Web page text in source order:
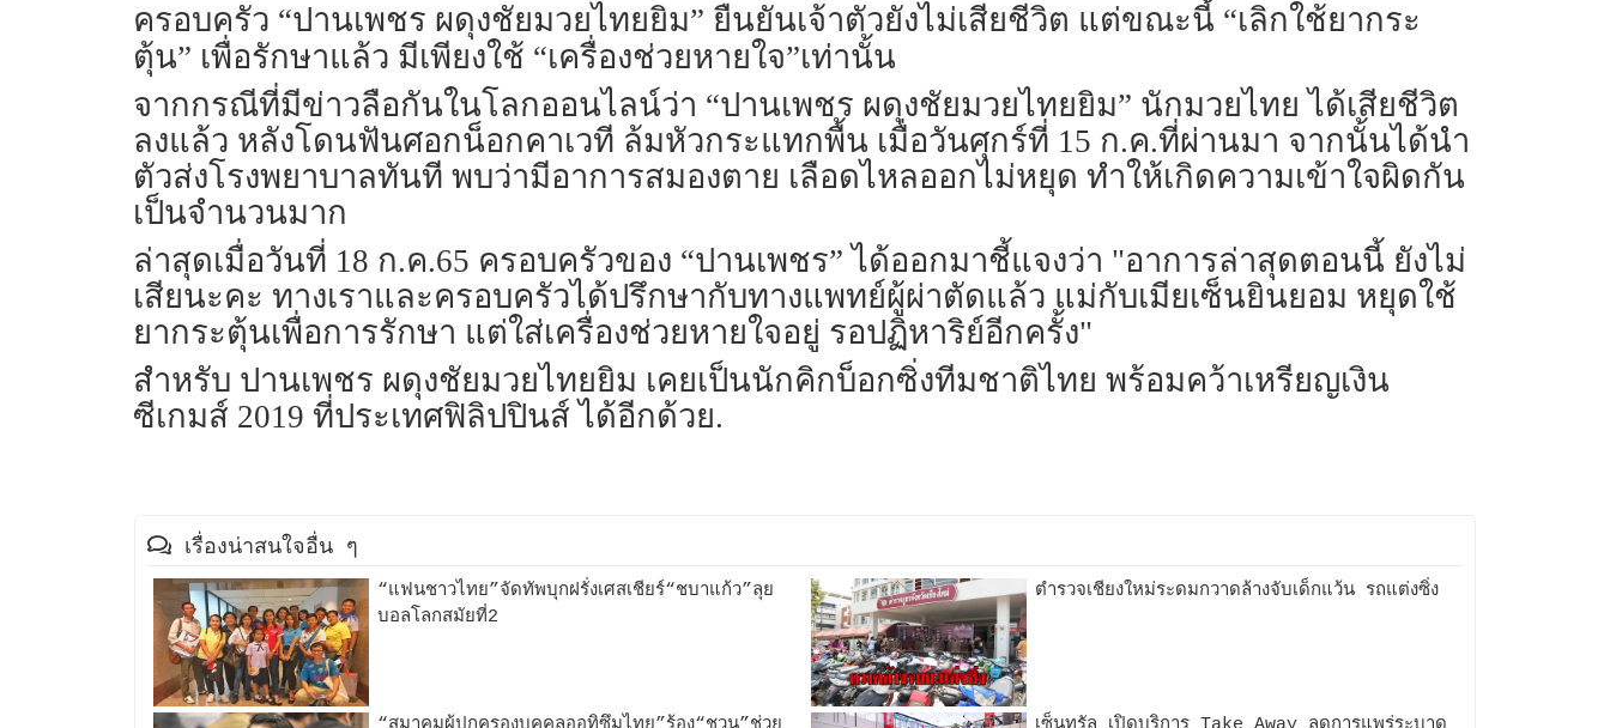
ครอบครัว “ปานเพชร ผดุงชัยมวยไทยยิม” ยืนยันเจ้าตัวยังไม่เสียชีวิต แต่ขณะนี้ “เลิกใช้ยากระ
ตุ้น” เพื่อรักษาแล้ว มีเพียงใช้ “เครื่องช่วยหายใจ”เท่านั้น
จากกรณีที่มีข่าวลือกันในโลกออนไลน์ว่า “ปานเพชร ผดุงชัยมวยไทยยิม” นักมวยไทย ได้เสียชีวิต
ลงแล้ว หลังโดนฟันศอกน็อกคาเวที ล้มหัวกระแทกพื้น เมื่อวันศุกร์ที่ 15 ก.ค.ที่ผ่านมา จากนั้นได้นำ
ตัวส่งโรงพยาบาลทันที พบว่ามีอาการสมองตาย เลือดไหลออกไม่หยุด ทำให้เกิดความเข้าใจผิดกัน
เป็นจำนวนมาก
ล่าสุดเมื่อวันที่ 18 ก.ค.65 ครอบครัวของ “ปานเพชร” ได้ออกมาชี้แจงว่า "อาการล่าสุดตอนนี้ ยังไม่
เสียนะคะ ทางเราและครอบครัวได้ปรึกษากับทางแพทย์ผู้ผ่าตัดแล้ว แม่กับเมียเซ็นยินยอม หยุดใช้
ยากระตุ้นเพื่อการรักษา แต่ใส่เครื่องช่วยหายใจอยู่ รอปฏิหาริย์อีกครั้ง"
สำหรับ ปานเพชร ผดุงชัยมวยไทยยิม เคยเป็นนักคิกบ็อกซิ่งทีมชาติไทย พร้อมคว้าเหรียญเงิน
ซีเกมส์ 2019 ที่ประเทศฟิลิปปินส์ ได้อีกด้วย.
เรื่องน่าสนใจอื่น ๆ
“แฟนชาวไทย”จัดทัพบุกฝรั่งเศสเชียร์“ชบาแก้ว”ลุย
บอลโลกสมัยที่2
ตำรวจเชียงใหม่ระดมกวาดล้างจับเด็กแว้น รถแต่งซิ่ง